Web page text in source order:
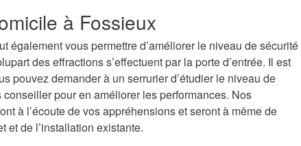
à Fossieux
également vous permettre d’améliorer le niveau de sécurité
des effractions s’effectuent par la porte d’entrée. Il est
pouvez demander à un serrurier d’étudier le niveau de
pour en améliorer les performances. Nos
à l’écoute de vos appréhensions et seront à même de
et de l’installation existante.